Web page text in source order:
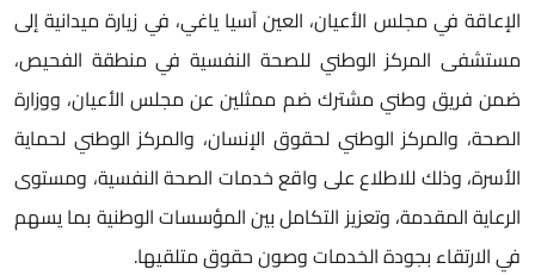
الإعاقة في مجلس الأعيان، العين آسيا ياغي، في زيارة ميدانية إلى
مستشفى المركز الوطني للصحة النفسية في منطقة الفحيص،
ضمن فريق وطني مشترك ضم ممثلين عن مجلس الأعيان، ووزارة
الصحة، والمركز الوطني لحقوق الإنسان، والمركز الوطني لحماية
الأسرة، وذلك للاطلاع على واقع خدمات الصحة النفسية، ومستوى
الرعاية المقدمة، وتعزيز التكامل بين المؤسسات الوطنية بما يسهم
في الارتقاء بجودة الخدمات وصون حقوق متلقيها.